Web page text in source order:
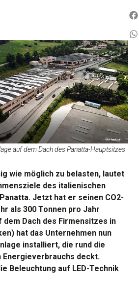
auf dem Dach des Panatta-Hauptsitzes
wie möglich zu belasten, lautet
des italienischen
Jetzt hat er seinen CO2-
als 300 Tonnen pro Jahr
dem Dach des Firmensitzes in
hat das Unternehmen nun
installiert, die rund die
Energieverbrauchs deckt.
Beleuchtung auf LED-Technik